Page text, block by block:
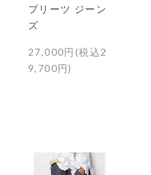
プリーツ ジーン
ズ
27,000円(税込2
9,700円)